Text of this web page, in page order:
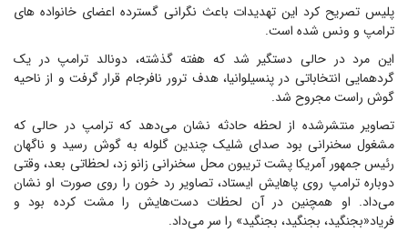
پلیس تصریح کرد این تهدیدات باعث نگرانی گسترده اعضای خانواده های
ترامپ و ونس شده است.
این مرد در حالی دستگیر شد که هفته گذشته، دونالد ترامپ در یک
گردهمایی انتخاباتی در پنسیلوانیا، هدف ترور نافرجام قرار گرفت و از ناحیه
گوش راست مجروح شد.
تصاویر منتشرشده از لحظه حادثه نشان می‌دهد که ترامپ در حالی که
مشغول سخنرانی بود صدای شلیک چندین گلوله به گوش رسید و ناگهان
رئیس جمهور آمریکا پشت تریبون محل سخنرانی زانو زد، لحظاتی بعد، وقتی
دوباره ترامپ روی پاهایش ایستاد، تصاویر رد خون را روی صورت او نشان
می‌داد. او همچنین در آن لحظات دست‌هایش را مشت کرده بود و
فریاد«بجنگید، بجنگید، بجنگید» را سر می‌داد.